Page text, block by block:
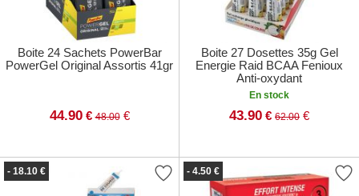
Boite 24 Sachets PowerBar
PowerGel Original Assortis 41gr
44.90 € 48.00€
Boite 27 Dosettes 35g Gel
Energie Raid BCAA Fenioux
Anti-oxydant
En stock
43.90 € 62.00 €
- 18.10 € - 4.50 €